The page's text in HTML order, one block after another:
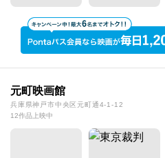
元町映画館
兵庫県神戸市中央区元町通4-1-12
12作品上映中